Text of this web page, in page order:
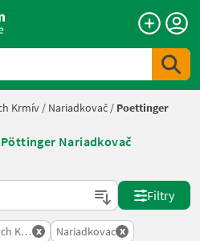
Krmív / Nariadkovač / Poettinger
Nariadkovač
Filtry
Krmiv
x Nariadkovac x